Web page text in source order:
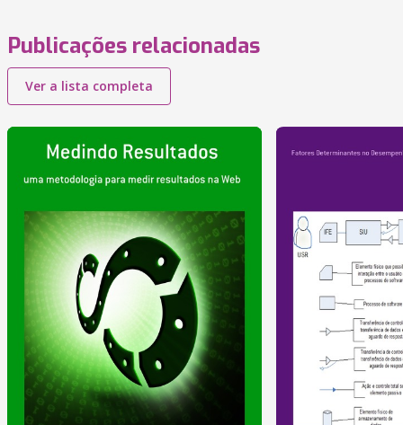
Publicações relacionadas
Ver a lista completa